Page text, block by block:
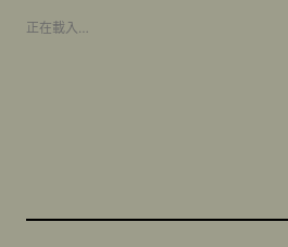
正在載入…